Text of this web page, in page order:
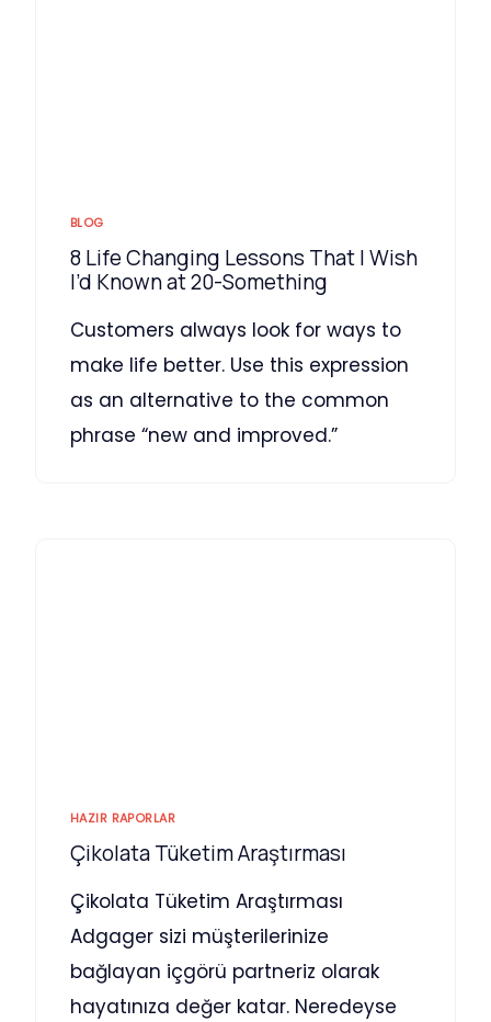
BLOG
8 Life Changing Lessons That I Wish
I’d Known at 20-Something
Customers always look for ways to
make life better. Use this expression
as an alternative to the common
phrase “new and improved.”
HAZIR RAPORLAR
Çikolata Tüketim Araştırması
Çikolata Tüketim Araştırması
Adgager sizi müşterilerinize
bağlayan içgörü partneriz olarak
hayatınıza değer katar. Neredeyse